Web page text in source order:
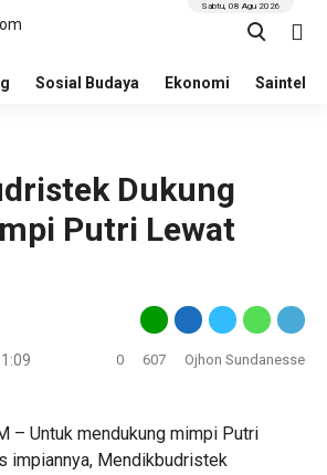
Sosial Budaya Ekonomi Saintek
Sabtu, 08 Agu 2026
Dukung
Putri Lewat
0 607 Ojhon Sundanesse
– Untuk mendukung mimpi Putri
impiannya, Mendikbudristek